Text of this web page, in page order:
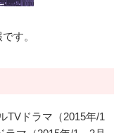
す。
TVドラマ（2015年/1